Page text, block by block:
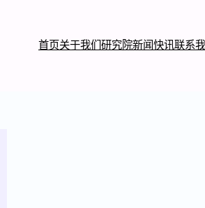
首页关于我们 研究院新闻快讯联系我